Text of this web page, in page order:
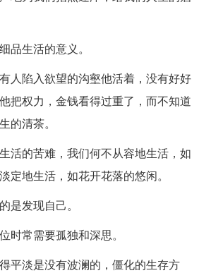
品生活的意义。
人陷入欲望的沟壑他活着，没有好好
把权力，金钱看得过重了，而不知道
的清茶。
活的苦难，我们何不从容地生活，如
定地生活，如花开花落的悠闲。
是发现自己。
时常需要孤独和深思。
平淡是没有波澜的，僵化的生存方